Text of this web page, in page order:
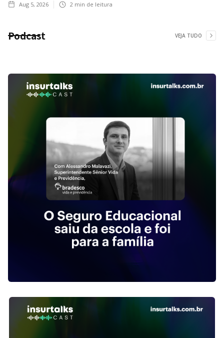
Aug 5, 2026 2 min de leitura
Podcast VEJA TUDO